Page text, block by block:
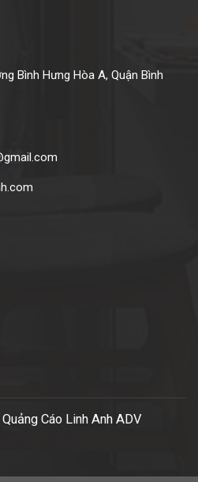
Bình Hưng Hòa A, Quận Bình
Cáo Linh Anh ADV